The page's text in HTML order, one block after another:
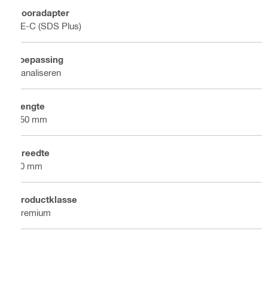
Booradapter
TE-C (SDS Plus)
Toepassing
Kanaliseren
Lengte
250 mm
Breedte
20 mm
Productklasse
Premium